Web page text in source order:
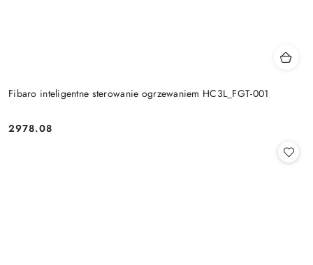
Fibaro inteligentne sterowanie ogrzewaniem HC3L_FGT-001
Cena:
2978.08